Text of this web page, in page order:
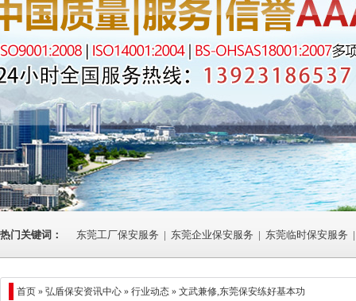
热门关键词： 东莞工厂保安服务 | 东莞企业保安服务 | 东莞临时保安服务 |
首页 » 弘盾保安资讯中心 » 行业动态 » 文武兼修,东莞保安练好基本功